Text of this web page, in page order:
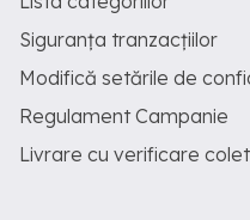
Siguranța tranzacțiilor
Modifică setările de
Regulament Campanie
Livrare cu verificare colet